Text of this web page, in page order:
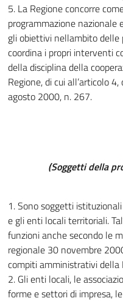
5. La Regione concorre
programmazione nazionale
gli obiettivi nellambito delle
coordina i propri interventi
della disciplina della
Regione, di cui all’articolo
agosto 2000, n. 267.
(Soggetti della
1. Sono soggetti
e gli enti locali territoriali.
funzioni anche secondo le
regionale 30 novembre
compiti amministrativi della
2. Gli enti locali, le
forme e settori di impresa,